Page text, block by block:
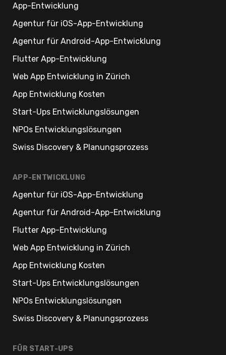
App-Entwicklung
Agentur für iOS-App-Entwicklung
Agentur für Android-App-Entwicklung
Flutter App-Entwicklung
Web App Entwicklung in Zürich
App Entwicklung Kosten
Start-Ups Entwicklungslösungen
NPOs Entwicklungslösungen
Swiss Discovery & Planungsprozess
APP-ENTWICKLUNG
Agentur für iOS-App-Entwicklung
Agentur für Android-App-Entwicklung
Flutter App-Entwicklung
Web App Entwicklung in Zürich
App Entwicklung Kosten
Start-Ups Entwicklungslösungen
NPOs Entwicklungslösungen
Swiss Discovery & Planungsprozess
FÜR START-UPS